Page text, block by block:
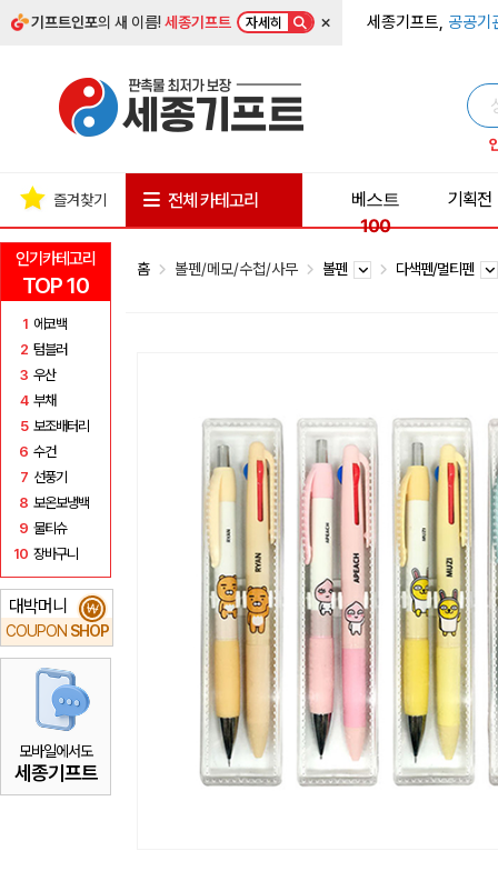
기프트인포의 새 이름!세종기프트 자세히 × 세종기프트, 공공기
인기카테고리
TOP 10
1 에코백
2 텀블러
3 우산
4 부채
5 보조배터리
6 수건
7 선풍기
8 보온보냉백
9 물티슈
10 장바구니
대박머니
COUPON SHOP
₩
모바일에서도
세종기프트
즐겨찾기 전체 카테고리
베스트
100
기획전
홈 볼펜/메모/수첩/사무 볼펜 다색펜/멀티펜